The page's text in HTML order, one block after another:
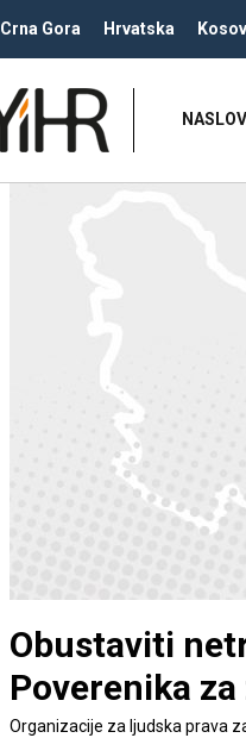
Crna Gora Hrvatska
Obustaviti
Poverenika
Organizacije za ljudska prava